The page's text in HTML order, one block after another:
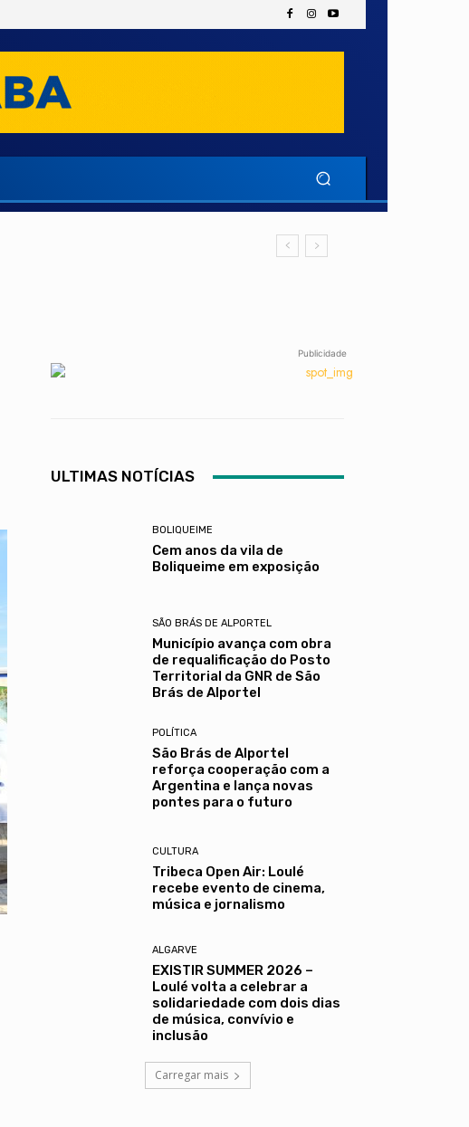
Publicidade
ULTIMAS NOTÍCIAS
BOLIQUEIME
Cem anos da vila de
Boliqueime em exposição
SÃO BRÁS DE ALPORTEL
Município avança com obra
de requalificação do Posto
Territorial da GNR de São
Brás de Alportel
POLÍTICA
São Brás de Alportel
reforça cooperação com a
Argentina e lança novas
pontes para o futuro
CULTURA
Tribeca Open Air: Loulé
recebe evento de cinema,
música e jornalismo
ALGARVE
EXISTIR SUMMER 2026 –
Loulé volta a celebrar a
solidariedade com dois dias
de música, convívio e
inclusão
Carregar mais